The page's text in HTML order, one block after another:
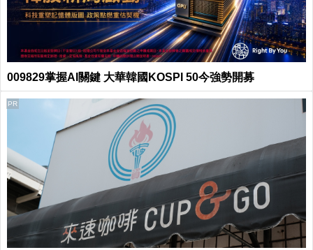
009829掌握AI關鍵 大華韓國KOSPI 50今強勢開募
PR